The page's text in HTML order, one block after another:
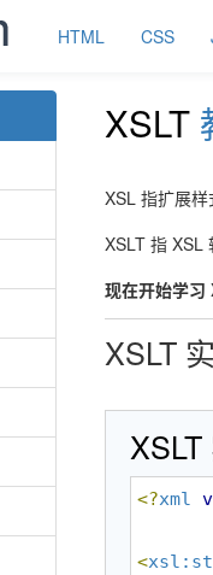
HTML CSS
XSLT
XSL 指扩展
XSLT 指 XSL
现在开始学习
XSLT
XSLT
<?xml
<